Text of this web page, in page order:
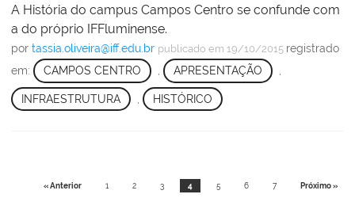
A História do campus Campos Centro se confunde com
a do próprio IFFluminense.
por tassia.oliveira@iff.edu.br publicado em 19/10/2015 registrado
em:
CAMPOS CENTRO APRESENTAÇÃO
INFRAESTRUTURA HISTÓRICO
« Anterior 1 2 3 4 5 6 7 Próximo »